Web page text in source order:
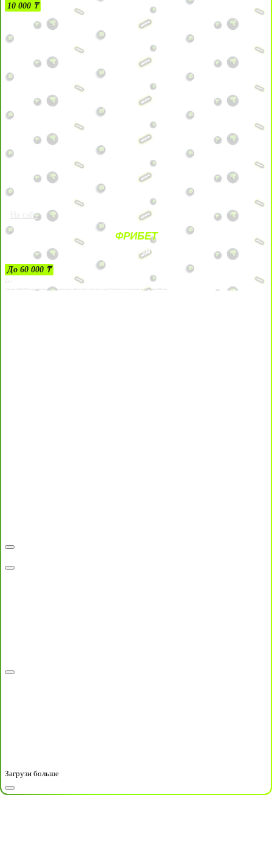
10 000 ₸
На сайт
ФРИБЕТ
ЗА ДЕПОЗИТЫ
До 60 000 ₸
21+
Лицензии №24514359, выданной комитетом индустрии туризма Министерства культуры и спорта Республики Казахстан срок до 27 сентября 2034 года.
Загрузи больше